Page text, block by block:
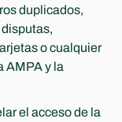
duplicados,
o cualquier
AMPA y la
el acceso de la